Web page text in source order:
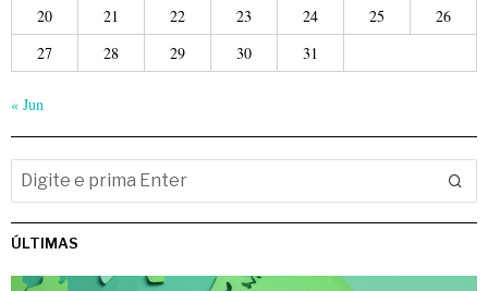
20
21 22 23 24 25
26
27
28 29 30 31
« Jun
ÚLTIMAS